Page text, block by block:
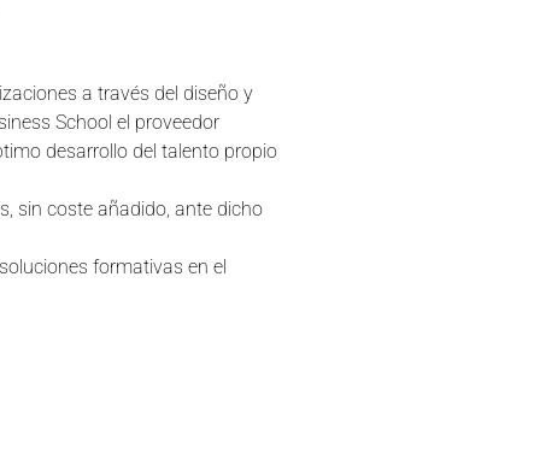
a través del diseño y
School el proveedor
desarrollo del talento propio
sin coste añadido, ante dicho
formativas en el